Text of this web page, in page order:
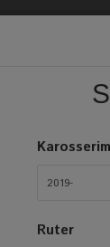
2019-
Ruter